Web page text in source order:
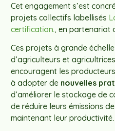
Cet engagement s’est
projets collectifs labellisés
certification., en partenariat
Ces projets à grande
d’agriculteurs et
encouragent les
à adopter de nouvelles
d’améliorer le stockage de
de réduire leurs émissions
maintenant leur productivité.